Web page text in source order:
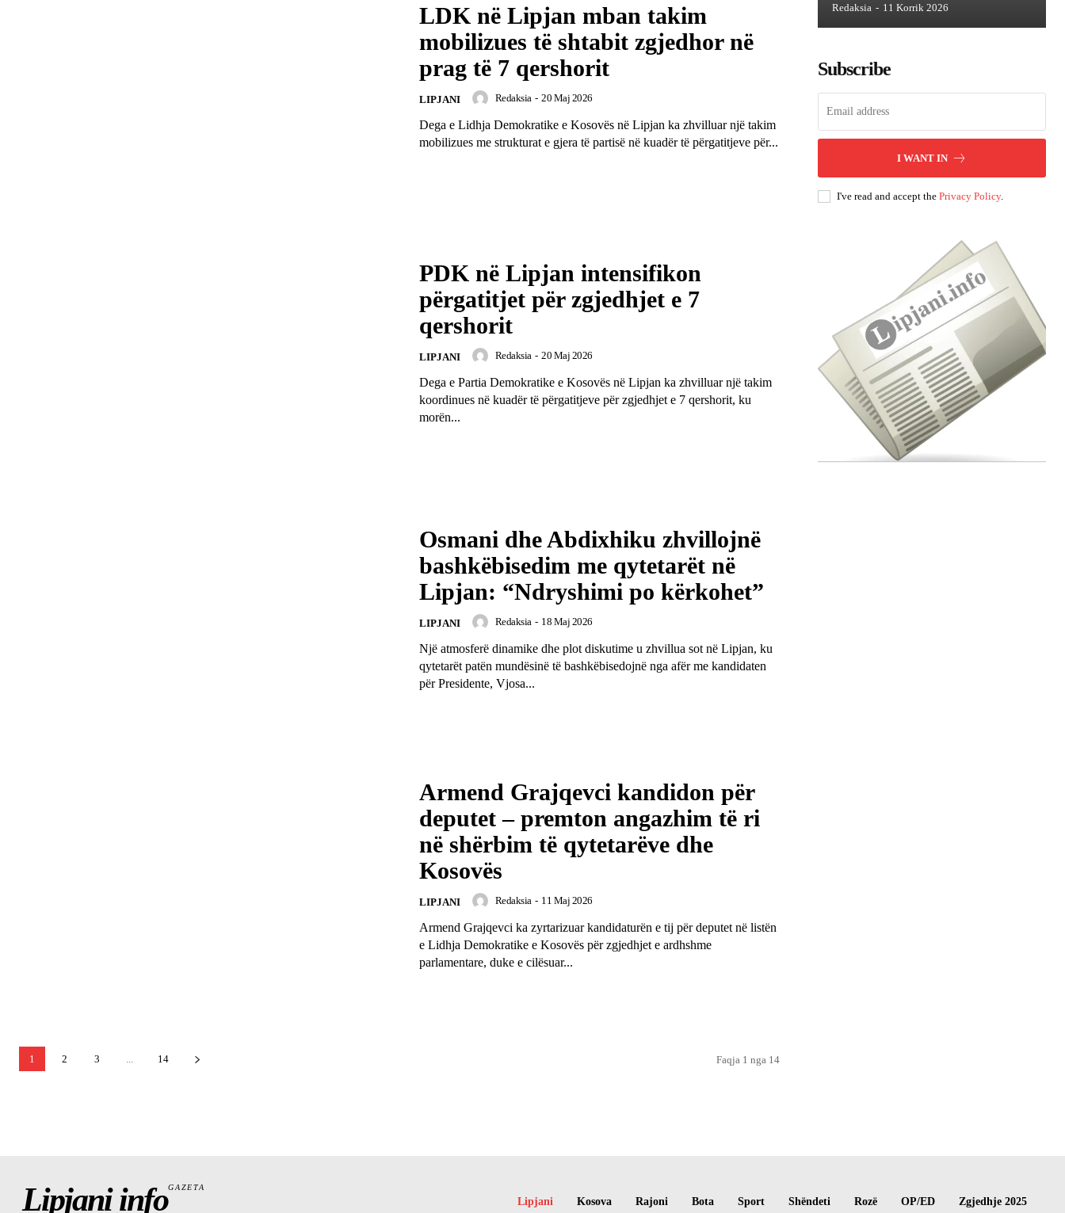
LDK në Lipjan mban takim
mobilizues të shtabit zgjedhor në
prag të 7 qershorit
LIPJANI Redaksia - 20 Maj 2026
Dega e Lidhja Demokratike e Kosovës në Lipjan ka zhvilluar një takim
mobilizues me strukturat e gjera të partisë në kuadër të përgatitjeve për...
PDK në Lipjan intensifikon
përgatitjet për zgjedhjet e 7
qershorit
LIPJANI Redaksia - 20 Maj 2026
Dega e Partia Demokratike e Kosovës në Lipjan ka zhvilluar një takim
koordinues në kuadër të përgatitjeve për zgjedhjet e 7 qershorit, ku
morën...
Osmani dhe Abdixhiku zhvillojnë
bashkëbisedim me qytetarët në
Lipjan: “Ndryshimi po kërkohet”
LIPJANI Redaksia - 18 Maj 2026
Një atmosferë dinamike dhe plot diskutime u zhvillua sot në Lipjan, ku
qytetarët patën mundësinë të bashkëbisedojnë nga afër me kandidaten
për Presidente, Vjosa...
Armend Grajqevci kandidon për
deputet – premton angazhim të ri
në shërbim të qytetarëve dhe
Kosovës
LIPJANI Redaksia - 11 Maj 2026
Armend Grajqevci ka zyrtarizuar kandidaturën e tij për deputet në listën
e Lidhja Demokratike e Kosovës për zgjedhjet e ardhshme
parlamentare, duke e cilësuar...
1 2 3 14 Faqja 1 nga 14
Redaksia - 11 Korrik 2026
Subscribe
I WANT IN
I've read and accept the Privacy Policy.
Lipjani infoGAZETA
Lipjani Kosova Rajoni Bota Sport Shëndeti Rozë OP/ED Zgjedhje 2025